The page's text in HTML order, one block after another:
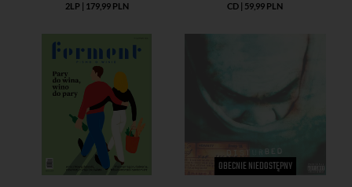
2LP | 179,99 PLN CD | 59,99 PLN
OBECNIE NIEDOSTĘPNY